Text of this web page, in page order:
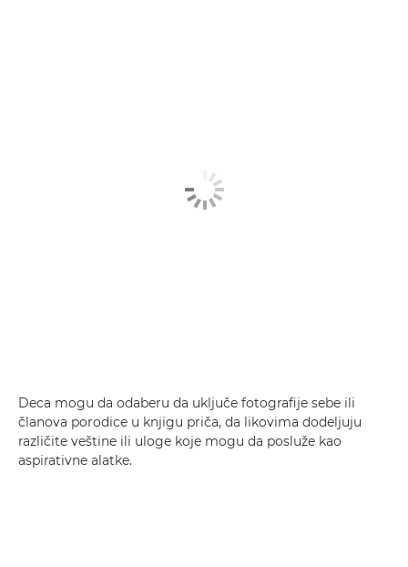
Deca mogu da odaberu da uključe fotografije sebe ili
članova porodice u knjigu priča, da likovima dodeljuju
različite veštine ili uloge koje mogu da posluže kao
aspirativne alatke.